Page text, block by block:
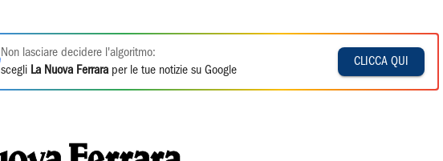
Non lasciare decidere l'algoritmo:
scegli La Nuova Ferrara per le tue notizie su Google
CLICCA QUI